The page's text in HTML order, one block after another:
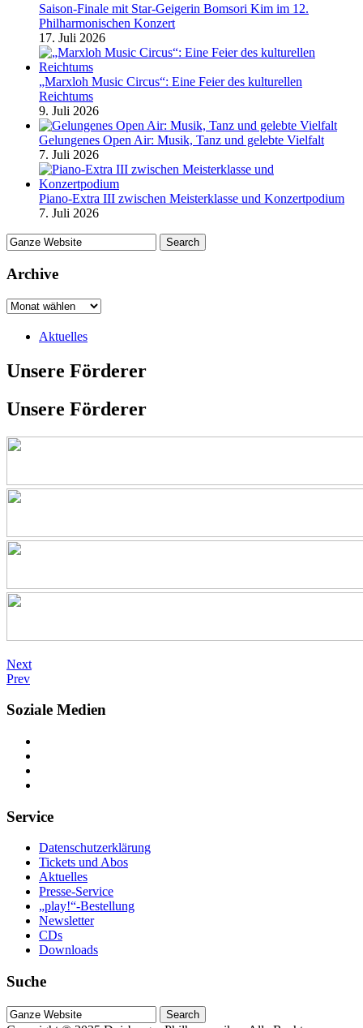
Saison-Finale mit Star-Geigerin Bomsori Kim im 12.
Philharmonischen Konzert
17. Juli 2026
„Marxloh Music Circus“: Eine Feier des kulturellen
Reichtums
9. Juli 2026
Gelungenes Open Air: Musik, Tanz und gelebte Vielfalt
7. Juli 2026
Piano-Extra III zwischen Meisterklasse und Konzertpodium
7. Juli 2026
Archive
Aktuelles
Unsere Förderer
Unsere Förderer
Next
Prev
Soziale Medien
Service
Datenschutzerklärung
Tickets und Abos
Aktuelles
Presse-Service
„play!“-Bestellung
Newsletter
CDs
Downloads
Suche
Suche